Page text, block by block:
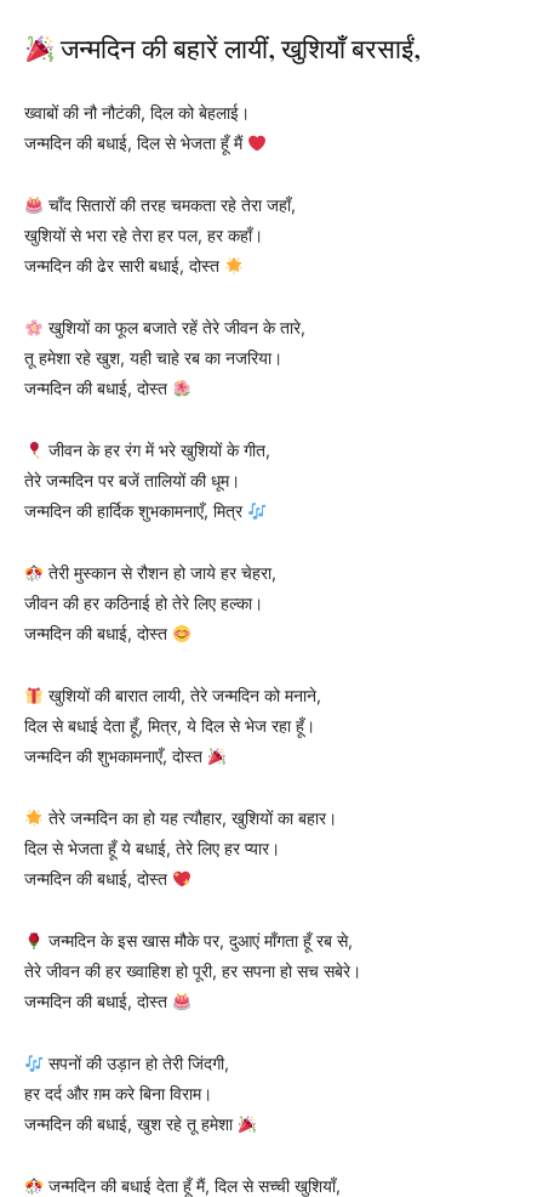
जन्मदिन की बहारें लायीं, खुशियाँ बरसाईं,
ख्वाबों की नौ नौटंकी, दिल को बेहलाई।
जन्मदिन की बधाई, दिल से भेजता हूँ मैं
चाँद सितारों की तरह चमकता रहे तेरा जहाँ,
खुशियों से भरा रहे तेरा हर पल, हर कहाँ।
जन्मदिन की ढेर सारी बधाई, दोस्त
खुशियों का फूल बजाते रहें तेरे जीवन के तारे,
तू हमेशा रहे खुश, यही चाहे रब का नजरिया।
जन्मदिन की बधाई, दोस्त
जीवन के हर रंग में भरे खुशियों के गीत,
तेरे जन्मदिन पर बजें तालियों की धूम।
जन्मदिन की हार्दिक शुभकामनाएँ, मित्र
तेरी मुस्कान से रौशन हो जाये हर चेहरा,
जीवन की हर कठिनाई हो तेरे लिए हल्का।
जन्मदिन की बधाई, दोस्त
खुशियों की बारात लायी, तेरे जन्मदिन को मनाने,
दिल से बधाई देता हूँ, मित्र, ये दिल से भेज रहा हूँ।
जन्मदिन की शुभकामनाएँ, दोस्त
तेरे जन्मदिन का हो यह त्यौहार, खुशियों का बहार।
दिल से भेजता हूँ ये बधाई, तेरे लिए हर प्यार।
जन्मदिन की बधाई, दोस्त
जन्मदिन के इस खास मौके पर, दुआएं माँगता हूँ रब से,
तेरे जीवन की हर ख्वाहिश हो पूरी, हर सपना हो सच सबेरे।
जन्मदिन की बधाई, दोस्त
सपनों की उड़ान हो तेरी जिंदगी,
हर दर्द और ग़म करे बिना विराम।
जन्मदिन की बधाई, खुश रहे तू हमेशा
जन्मदिन की बधाई देता हूँ मैं, दिल से सच्ची खुशियाँ,